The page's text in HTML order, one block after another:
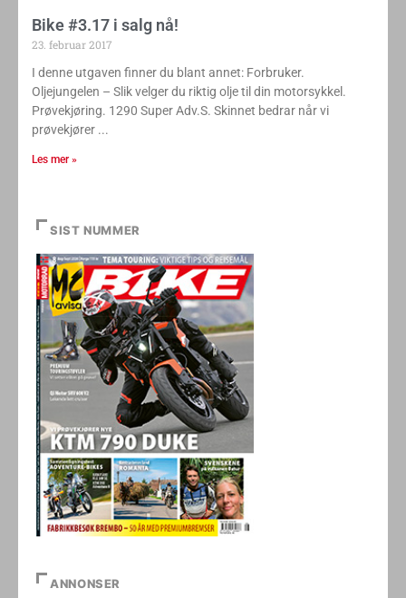
Bike #3.17 i salg nå!
23. februar 2017
I denne utgaven finner du blant annet: Forbruker.
Oljejungelen – Slik velger du riktig olje til din motorsykkel.
Prøvekjøring. 1290 Super Adv.S. Skinnet bedrar når vi
prøvekjører
Les mer »
SIST NUMMER
ANNONSER